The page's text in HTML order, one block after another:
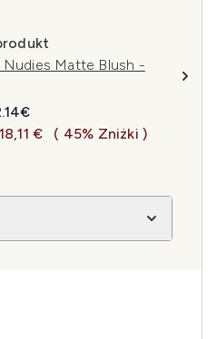
Nudies Matte Blush -
cena detaliczna:
cena:
€
( 45% Zniżki )